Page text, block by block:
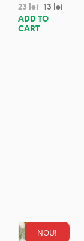
23lei 13
lei
ADD TO
CART
NOU!
REDUC